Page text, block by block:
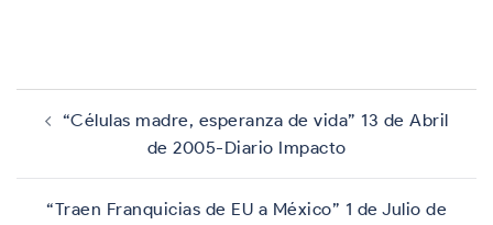
Navegación
de
“Células madre, esperanza de vida” 13 de Abril
de 2005-Diario Impacto
“Traen Franquicias de EU a México” 1 de Julio de